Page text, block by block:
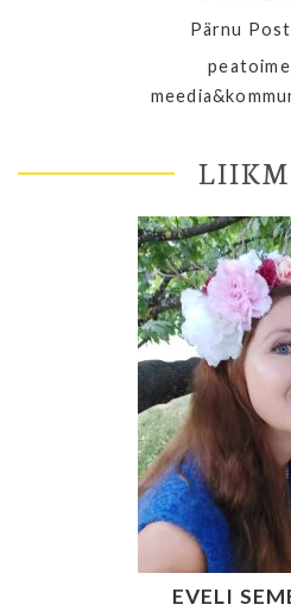
Pärnu
EVELI